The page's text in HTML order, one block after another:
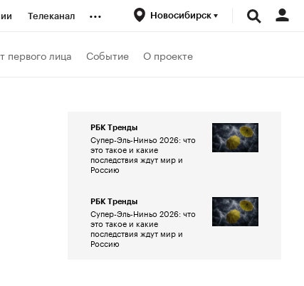
Телеканал ... Новосибирск
первого лица Событие О проекте
РБК Тренды
Супер-Эль-Ниньо 2026: что
это такое и какие
последствия ждут мир и
Россию
РБК Тренды
Супер-Эль-Ниньо 2026: что
это такое и какие
последствия ждут мир и
Россию